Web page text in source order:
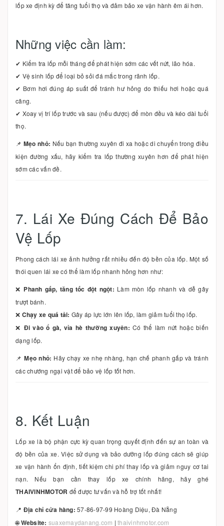
lốp xe định kỳ để tăng tuổi thọ và đảm bảo xe vận hành êm ái hơn.
Những việc cần làm:
✔ Kiểm tra lốp mỗi tháng để phát hiện sớm các vết nứt, lão hóa.
✔ Vệ sinh lốp để loại bỏ sỏi đá mắc trong rãnh lốp.
✔ Bơm hơi đúng áp suất để tránh hư hỏng do thiếu hơi hoặc quá
căng.
✔ Xoay vị trí lốp trước và sau (nếu được) để mòn đều và kéo dài tuổi
thọ.
📌 Mẹo nhỏ: Nếu bạn thường xuyên đi xa hoặc di chuyển trong điều
kiện đường xấu, hãy kiểm tra lốp thường xuyên hơn để phát hiện
sớm các vấn đề.
7. Lái Xe Đúng Cách Để Bảo
Vệ Lốp
Phong cách lái xe ảnh hưởng rất nhiều đến độ bền của lốp. Một số
thói quen lái xe có thể làm lốp nhanh hỏng hơn như:
❌ Phanh gấp, tăng tốc đột ngột: Làm mòn lốp nhanh và dễ gây
trượt bánh.
❌ Chạy xe quá tải: Gây áp lực lớn lên lốp, làm giảm tuổi thọ lốp.
❌ Đi vào ổ gà, vỉa hè thường xuyên: Có thể làm nứt hoặc biến
dạng lốp.
📌Mẹo nhỏ: Hãy chạy xe nhẹ nhàng, hạn chế phanh gấp và tránh
các chướng ngại vật để bảo vệ lốp tốt hơn.
8. Kết Luận
Lốp xe là bộ phận cực kỳ quan trọng quyết định đến sự an toàn và
độ bền của xe. Việc sử dụng và bảo dưỡng lốp đúng cách sẽ giúp
xe vận hành ổn định, tiết kiệm chi phí thay lốp và giảm nguy cơ tai
nạn. Nếu bạn cần thay lốp xe chính hãng, hãy ghé
THAIVINHMOTOR để được tư vấn và hỗ trợ tốt nhất!
📍 Địa chỉ cửa hàng: 57-86-97-99 Hoàng Diệu, Đà Nẵng
🌐Website: suaxemaydanang.com | thaivinhmotor.com